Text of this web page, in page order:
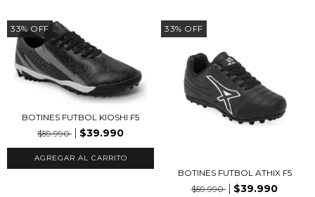
33%OFF
BOTINES FUTBOL KIOSHI F5
$59.990
$39.990
AGREGAR AL CARRITO
33% OFF
BOTINES FUTBOL ATHIX F5
$59.990
$39.990